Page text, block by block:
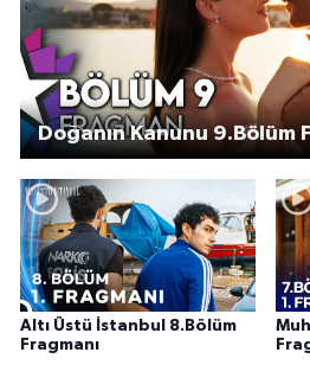
Doğanın Kanunu 9.Bölüm
Altı Üstü İstanbul 8.Bölüm
Fragmanı